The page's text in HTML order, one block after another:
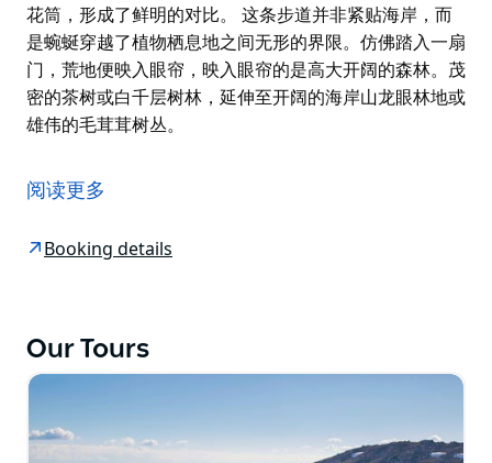
花筒，形成了鲜明的对比。 这条步道并非紧贴海岸，而
是蜿蜒穿越了植物栖息地之间无形的界限。仿佛踏入一扇
门，荒地便映入眼帘，映入眼帘的是高大开阔的森林。茂
密的茶树或白千层树林，延伸至开阔的海岸山龙眼林地或
雄伟的毛茸茸树丛。
近蓝宝石海岸的"光与光"步道。
史悠久的博伊德塔灯塔蜿蜒而上，直至建于1883年的绿
这条步道并非紧贴海岸，而是蜿蜒穿越了植物栖息地之间
至开阔的海岸山龙眼林地或雄伟的毛茸茸树丛。
阅读更多
Booking details
Our Tours